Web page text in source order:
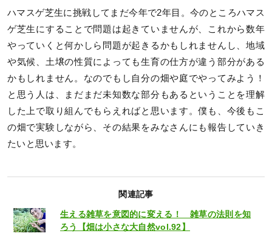
ハマスゲ芝生に挑戦してまだ今年で2年目。今のところハマス
ゲ芝生にすることで問題は起きていませんが、これから数年
やっていくと何かしら問題が起きるかもしれませんし、地域
や気候、土壌の性質によっても生育の仕方が違う部分がある
かもしれません。なのでもし自分の畑や庭でやってみよう！
と思う人は、まだまだ未知数な部分もあるということを理解
した上で取り組んでもらえればと思います。僕も、今後もこ
の畑で実験しながら、その結果をみなさんにも報告していき
たいと思います。
関連記事
生える雑草を意図的に変える！ 雑草の法則を知
ろう【畑は小さな大自然vol.92】